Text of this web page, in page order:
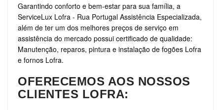
Garantindo conforto e bem-estar para sua família, a
ServiceLux Lofra - Rua Portugal Assistência Especializada,
além de ter um dos melhores preços de serviço em
assistência do mercado possui certificado de qualidade:
Manutenção, reparos, pintura e instalação de fogões Lofra
e fornos Lofra.
OFERECEMOS AOS NOSSOS
CLIENTES LOFRA: